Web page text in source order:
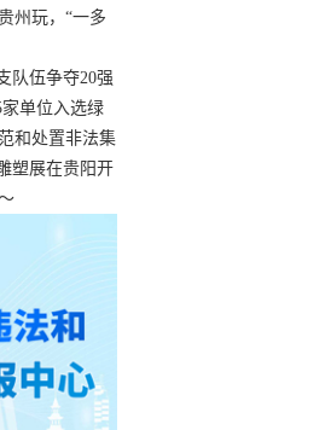
州玩，“一多
队伍争夺20强
单位入选绿
和处置非法集
塑展在贵阳开